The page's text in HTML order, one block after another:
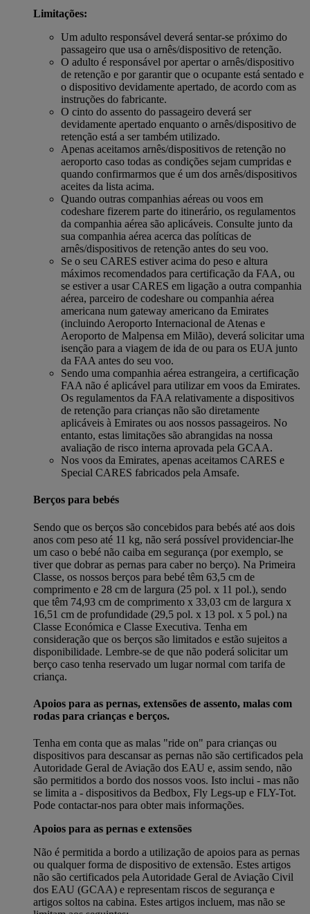
Limitações:
Um adulto responsável deverá sentar-se próximo do
passageiro que usa o arnês/dispositivo de retenção.
O adulto é responsável por apertar o arnês/dispositivo
de retenção e por garantir que o ocupante está sentado e
o dispositivo devidamente apertado, de acordo com as
instruções do fabricante.
O cinto do assento do passageiro deverá ser
devidamente apertado enquanto o arnês/dispositivo de
retenção está a ser também utilizado.
Apenas aceitamos arnês/dispositivos de retenção no
aeroporto caso todas as condições sejam cumpridas e
quando confirmarmos que é um dos arnês/dispositivos
aceites da lista acima.
Quando outras companhias aéreas ou voos em
codeshare fizerem parte do itinerário, os regulamentos
da companhia aérea são aplicáveis. Consulte junto da
sua companhia aérea acerca das políticas de
arnês/dispositivos de retenção antes do seu voo.
Se o seu CARES estiver acima do peso e altura
máximos recomendados para certificação da FAA, ou
se estiver a usar CARES em ligação a outra companhia
aérea, parceiro de codeshare ou companhia aérea
americana num gateway americano da Emirates
(incluindo Aeroporto Internacional de Atenas e
Aeroporto de Malpensa em Milão), deverá solicitar uma
isenção para a viagem de ida de ou para os EUA junto
da FAA antes do seu voo.
Sendo uma companhia aérea estrangeira, a certificação
FAA não é aplicável para utilizar em voos da Emirates.
Os regulamentos da FAA relativamente a dispositivos
de retenção para crianças não são diretamente
aplicáveis à Emirates ou aos nossos passageiros. No
entanto, estas limitações são abrangidas na nossa
avaliação de risco interna aprovada pela GCAA.
Nos voos da Emirates, apenas aceitamos CARES e
Special CARES fabricados pela Amsafe.
Berços para bebés
Sendo que os berços são concebidos para bebés até aos dois
anos com peso até 11 kg, não será possível providenciar-lhe
um caso o bebé não caiba em segurança (por exemplo, se
tiver que dobrar as pernas para caber no berço). Na Primeira
Classe, os nossos berços para bebé têm 63,5 cm de
comprimento e 28 cm de largura (25 pol. x 11 pol.), sendo
que têm 74,93 cm de comprimento x 33,03 cm de largura x
16,51 cm de profundidade (29,5 pol. x 13 pol. x 5 pol.) na
Classe Económica e Classe Executiva. Tenha em
consideração que os berços são limitados e estão sujeitos a
disponibilidade. Lembre-se de que não poderá solicitar um
berço caso tenha reservado um lugar normal com tarifa de
criança.
Apoios para as pernas, extensões de assento, malas com
rodas para crianças e berços.
Tenha em conta que as malas "ride on" para crianças ou
dispositivos para descansar as pernas não são certificados pela
Autoridade Geral de Aviação dos EAU e, assim sendo, não
são permitidos a bordo dos nossos voos. Isto inclui - mas não
se limita a - dispositivos da Bedbox, Fly Legs-up e FLY-Tot.
Pode contactar-nos para obter mais informações.
Apoios para as pernas e extensões
Não é permitida a bordo a utilização de apoios para as pernas
ou qualquer forma de dispositivo de extensão. Estes artigos
não são certificados pela Autoridade Geral de Aviação Civil
dos EAU (GCAA) e representam riscos de segurança e
artigos soltos na cabina. Estes artigos incluem, mas não se